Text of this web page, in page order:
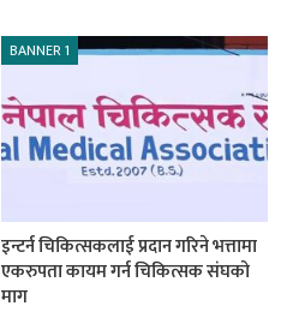
BANNER 1
इन्टर्न चिकित्सकलाई प्रदान गरिने भत्तामा
एकरुपता कायम गर्न चिकित्सक संघको
माग